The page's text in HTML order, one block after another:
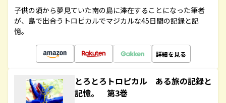
子供の頃から夢見ていた南の島に滞在することになった筆者
が、島で出合うトロピカルでマジカルな45日間の記録と記
憶。
詳細を見る
とろとろトロピカル ある旅の記録と
記憶。 第3巻